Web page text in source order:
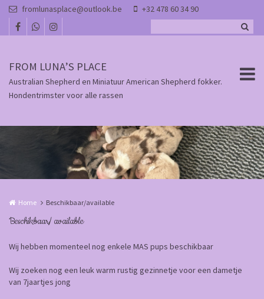
Overslaan en naar de inhoud gaan
fromlunasplace@outlook.be +32 478 60 34 90
FROM LUNA’S PLACE
Australian Shepherd en Miniatuur American Shepherd fokker.
Hondentrimster voor alle rassen
Home Beschikbaar/available
Beschikbaar/ available
Wij hebben momenteel nog enkele MAS pups beschikbaar
Wij zoeken nog een leuk warm rustig gezinnetje voor een dametje
van 7jaartjes jong